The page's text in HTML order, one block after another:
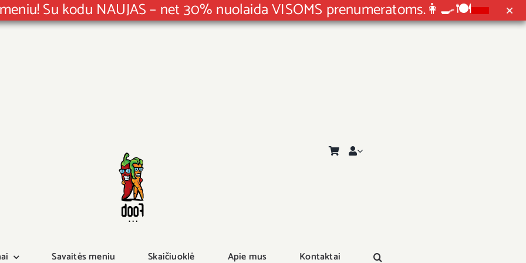
Su kodu NAUJAS – net 30% nuolaida VISOMS prenumeratoms.👩‍🍳🍽
Savaitės meniu Skaičiuoklė Apie mus Kontaktai